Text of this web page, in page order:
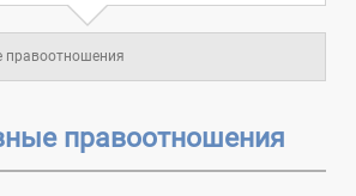
правоотношения
правоотношения